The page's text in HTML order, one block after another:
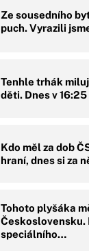
Ze sousedního
puch. Vyrazili
Tenhle trhák
děti. Dnes v
Kdo měl za dob
hraní, dnes si za
Tohoto plyšáka
Československu.
speciálního…